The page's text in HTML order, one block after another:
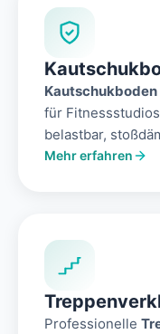
für
belastbar,
Mehr erfahren
Professionelle